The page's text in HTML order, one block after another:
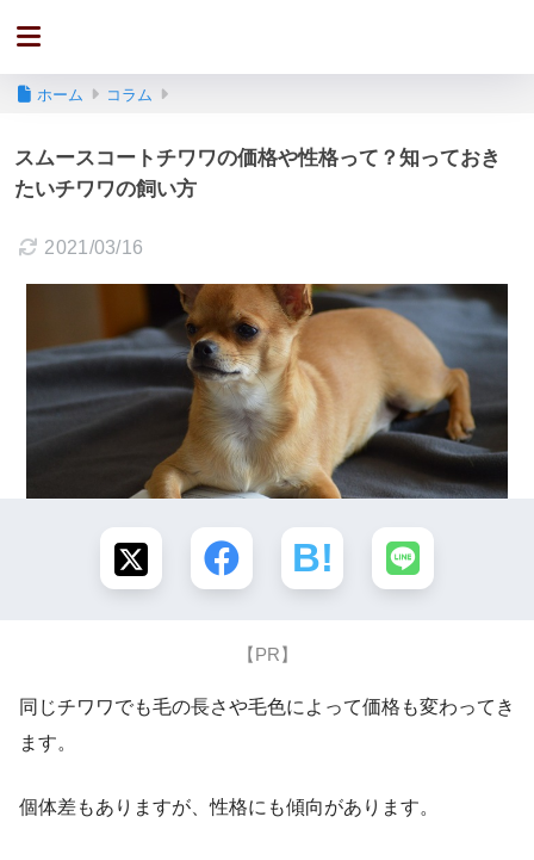
ホーム コラム
スムースコートチワワの価格や性格って？知っておき
たいチワワの飼い方
2021/03/16
【PR】
同じチワワでも毛の長さや毛色によって価格も変わってき
ます。
個体差もありますが、性格にも傾向があります。